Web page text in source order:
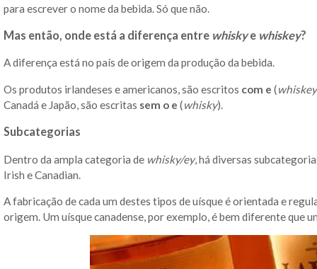
para escrever o nome da bebida. Só que não.
Mas então, onde está a diferença entre whiskye whiskey?
A diferença está no país de origem da produção da bebida.
Os produtos irlandeses e americanos, são escritos com e (whiskey
Canadá e Japão, são escritas sem o e (whisky).
Subcategorias
Dentro da ampla categoria de whisky/ey, há diversas
Irish e Canadian.
A fabricação de cada um destes tipos de uísque é orientada e
origem. Um uísque canadense, por exemplo, é bem diferente que